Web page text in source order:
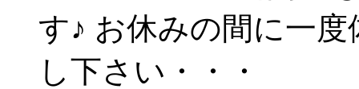
す♪ お休みの間に一
し下さい・・・